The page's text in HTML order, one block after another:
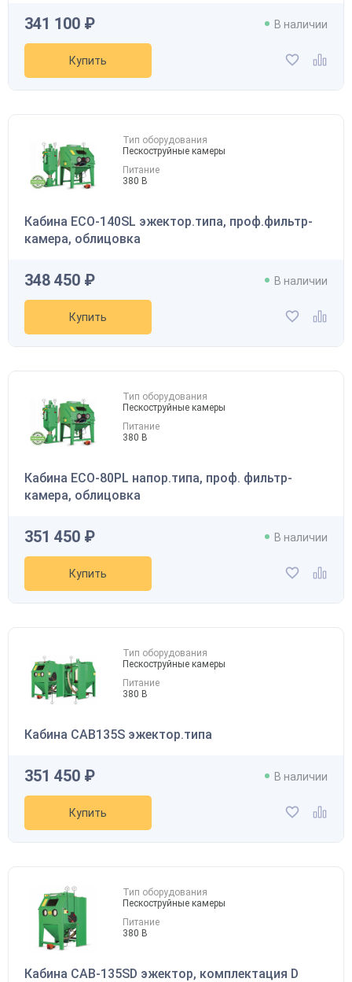
341 100 ₽ В наличии
Купить
Тип оборудования
Пескоструйные камеры
Питание
380 В
Кабина ECO-140SL эжектор.типа, проф.фильтр-
камера, облицовка
348 450 ₽ В наличии
Купить
Тип оборудования
Пескоструйные камеры
Питание
380 В
Кабина ECO-80PL напор.типа, проф. фильтр-
камера, облицовка
351 450 ₽ В наличии
Купить
Тип оборудования
Пескоструйные камеры
Питание
380 В
Кабина CAB135S эжектор.типа
351 450 ₽ В наличии
Купить
Тип оборудования
Пескоструйные камеры
Питание
380 В
Кабина CAB-135SD эжектор, комплектация D